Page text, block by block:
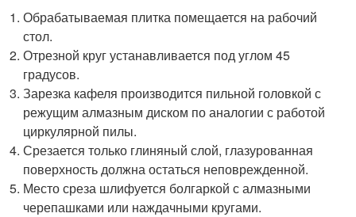
Обрабатываемая плитка помещается на рабочий
стол.
Отрезной круг устанавливается под углом 45
градусов.
Зарезка кафеля производится пильной головкой с
режущим алмазным диском по аналогии с работой
циркулярной пилы.
Срезается только глиняный слой, глазурованная
поверхность должна остаться неповрежденной.
Место среза шлифуется болгаркой с алмазными
черепашками или наждачными кругами.